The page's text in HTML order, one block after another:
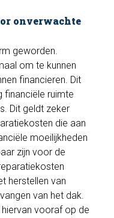
onverwachte
geworden.
om te kunnen
financieren. Dit
financiële ruimte
Dit geldt zeker
die aan
moeilijkheden
zijn voor de
herstellen van
van het dak.
hiervan vooraf op de